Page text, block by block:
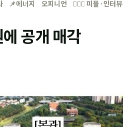
📌에너지 오피니언 🙋🏻‍♂️ 피플·인터뷰
공개 매각